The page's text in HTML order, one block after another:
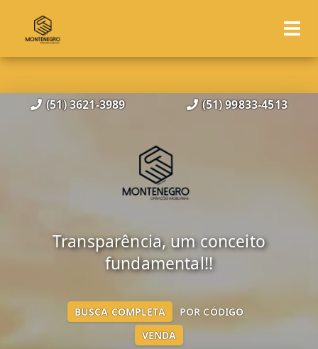
(51) 3621-3989 (51) 99833-4513
Transparência, um conceito
fundamental!!
VENDA
BUSCA COMPLETA POR CÓDIGO